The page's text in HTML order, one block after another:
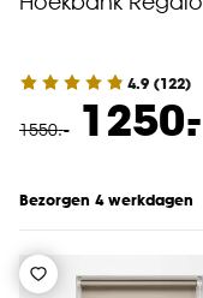
4.9 (122)
1550.- 1250.
-
Bezorgen 4 werkdagen